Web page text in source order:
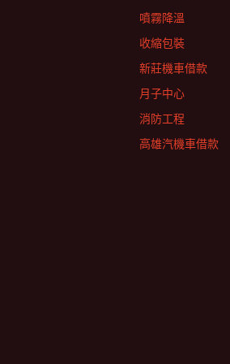
噴霧降溫
收縮包裝
新莊機車借款
月子中心
消防工程
高雄汽機車借款